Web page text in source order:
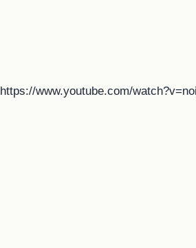
https://www.youtube.com/